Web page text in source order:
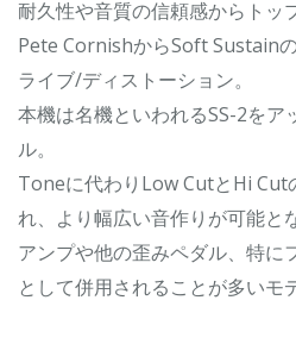
耐久性や音質の信頼感からトッ
Pete CornishからSoft Sustain
ライブ/ディストーション。
本機は名機といわれるSS-2をア
ル。
Toneに代わりLow CutとHi Cut
れ、より幅広い音作りが可能と
アンプや他の歪みペダル、特に
として併用されることが多いモ